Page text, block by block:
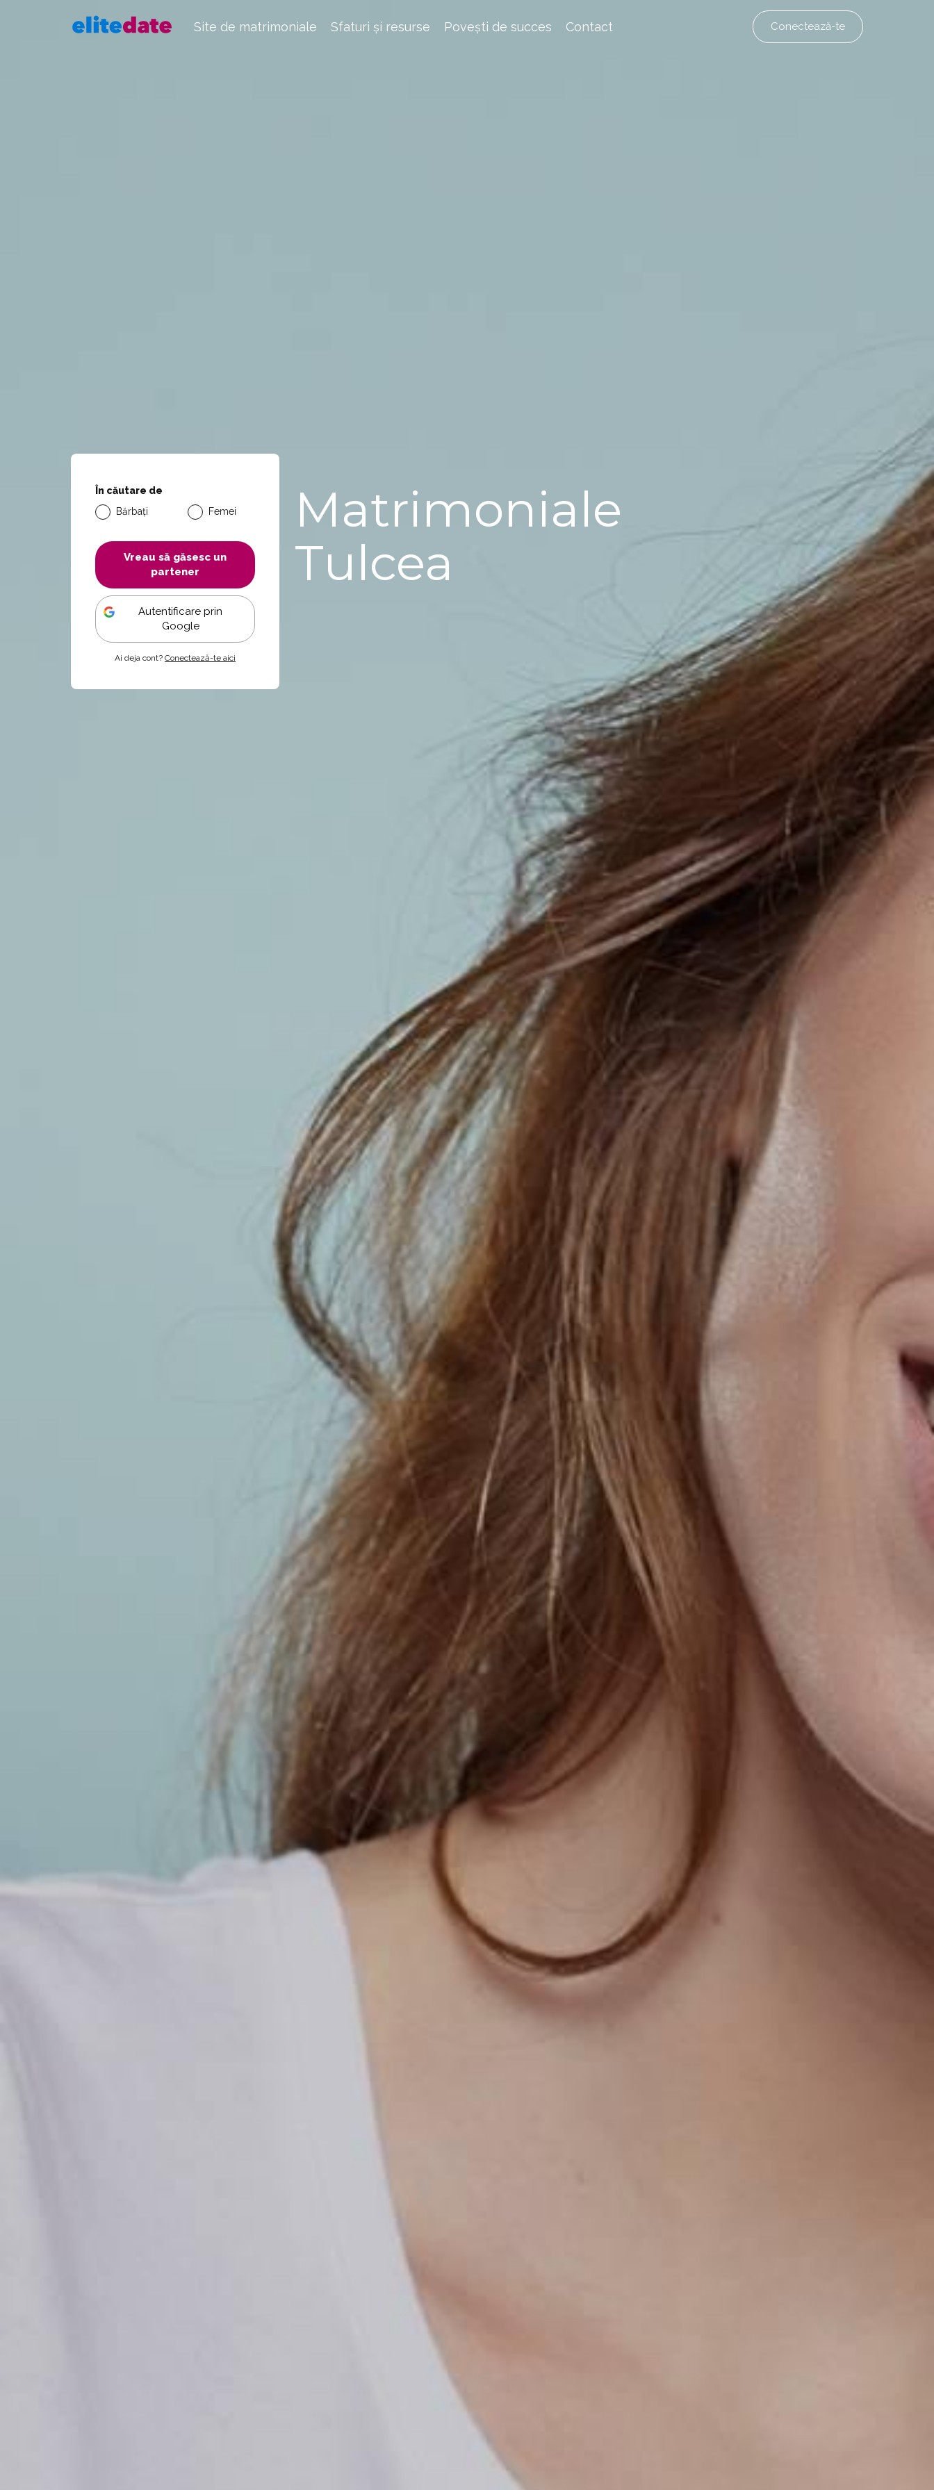
Site de matrimoniale Sfaturi și resurse Povești de succes Contact Conectează-te
În căutare de
Bărbați
Femei
Vreau să găsesc un
partener
Autentificare prin
Google
Ai deja cont? Conectează-te aici
Matrimoniale
Tulcea